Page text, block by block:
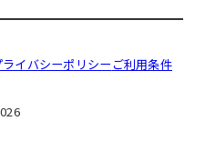
ライバシーポリシー ご利用条件